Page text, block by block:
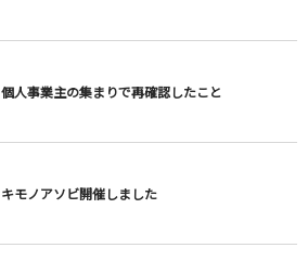
個人事業主の集まりで再確認したこと
キモノアソビ開催しました